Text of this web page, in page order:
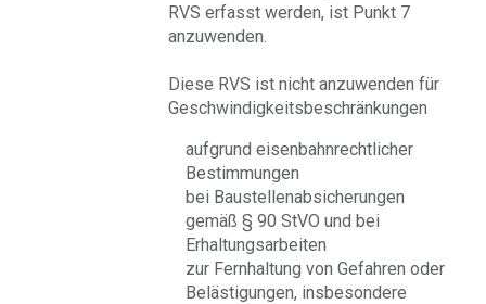
RVS erfasst werden, ist Punkt 7
anzuwenden.
Diese RVS ist nicht anzuwenden für
Geschwindigkeitsbeschränkungen
aufgrund eisenbahnrechtlicher
Bestimmungen
bei Baustellenabsicherungen
gemäß § 90 StVO und bei
Erhaltungsarbeiten
zur Fernhaltung von Gefahren oder
Belästigungen, insbesondere